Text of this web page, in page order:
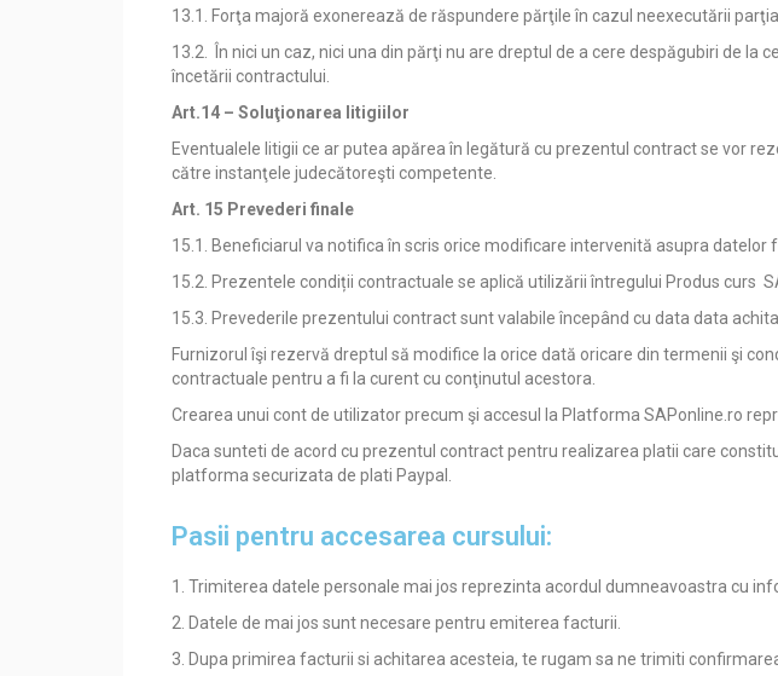
13.1. Forţa majoră exonerează de răspundere părţile în cazul neexecutării
13.2. În nici un caz, nici una din părţi nu are dreptul de a cere despăgubiri de
încetării contractului.
Art.14 – Soluţionarea litigiilor
Eventualele litigii ce ar putea apărea în legătură cu prezentul contract se vor
către instanţele judecătoreşti competente.
Art. 15 Prevederi finale
15.1. Beneficiarul va notifica în scris orice modificare intervenită asupra datelor
15.2. Prezentele condiții contractuale se aplică utilizării întregului Produs curs
15.3. Prevederile prezentului contract sunt valabile începând cu data data
Furnizorul îşi rezervă dreptul să modifice la orice dată oricare din termenii şi
contractuale pentru a fi la curent cu conţinutul acestora.
Crearea unui cont de utilizator precum şi accesul la Platforma SAPonline.ro
Daca sunteti de acord cu prezentul contract pentru realizarea platii care
platforma securizata de plati Paypal.
Pasii pentru accesarea cursului:
1. Trimiterea datele personale mai jos reprezinta acordul dumneavoastra cu
2. Datele de mai jos sunt necesare pentru emiterea facturii.
3. Dupa primirea facturii si achitarea acesteia, te rugam sa ne trimiti